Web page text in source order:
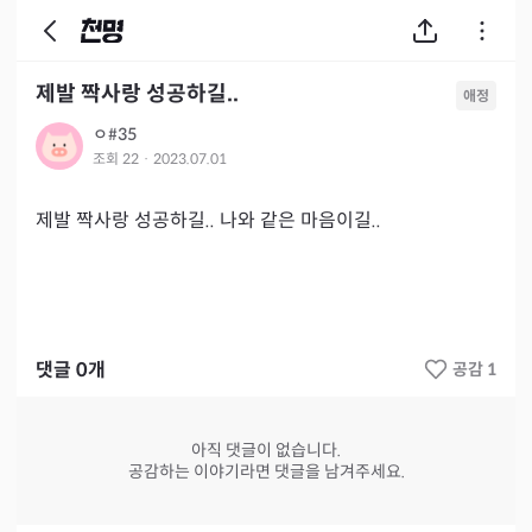
제발 짝사랑 성공하길.. 애정
ㅇ#35
조회 22 · 2023.07.01
제발 짝사랑 성공하길.. 나와 같은 마음이길..
댓글 0개 공감 1
아직 댓글이 없습니다.
공감하는 이야기라면 댓글을 남겨주세요.